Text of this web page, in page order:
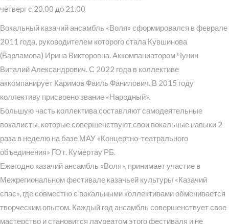
четверг с 20.00 до 21.00
Вокальный казачий ансамбль «Воля» сформировался в феврале
2011 года, руководителем которого стала Кувшинова
(Варламова) Ирина Викторовна. Аккомпаниатором Чунин
Виталий Александрович. С 2022 года в коллективе
аккомпанирует Каримов Фаиль Фанилович. В 2015 году
коллективу присвоено звание «Народный».
Большую часть коллектива составляют самодеятельные
вокалисты, которые совершенствуют свои вокальные навыки 2
раза в неделю на базе МАУ «Концертно-театрального
объединения» ГО г. Кумертау РБ.
Ежегодно казачий ансамбль «Воля», принимает участие в
Межрегиональном фестивале казачьей культуры «Казачий
спас», где совместно с вокальными коллективами обменивается
творческим опытом. Каждый год ансамбль совершенствует свое
мастерство и становится лауреатом этого фестиваля и не